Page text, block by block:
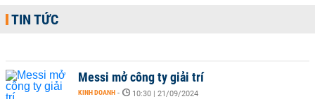
TIN TỨC
Messi mở công ty giải trí
KINH DOANH - 10:30 | 21/09/2024